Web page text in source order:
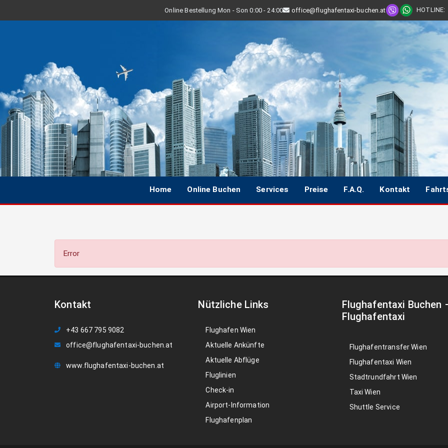
Online Bestellung Mon - Son 0:00 - 24:00 office@flughafentaxi-buchen.at HOTLINE:
Home Online Buchen Services Preise F.A.Q. Kontakt
Error
Kontakt
+43 667 795 9082
office@flughafentaxi-buchen.at
www.flughafentaxi-buchen.at
Nützliche Links
Flughafen Wien
Aktuelle Ankünfte
Aktuelle Abflüge
Fluglinien
Check-in
Airport-Information
Flughafenplan
Flughafentaxi Buchen
Flughafentaxi
Flughafentransfer Wien
Flughafentaxi Wien
Stadtrundfahrt Wien
Taxi Wien
Shuttle Service